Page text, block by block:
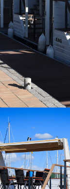
priložnost.